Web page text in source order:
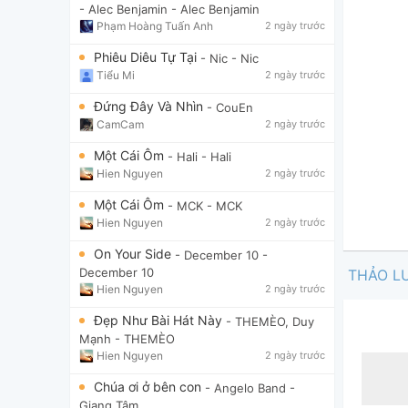
- Alec Benjamin - Alec Benjamin
Phạm Hoàng Tuấn Anh 2 ngày trước
Phiêu Diêu Tự Tại - Nic - Nic
Tiểu Mi 2 ngày trước
Đứng Đây Và Nhìn - CouEn
CamCam 2 ngày trước
Một Cái Ôm - Hali - Hali
Hien Nguyen 2 ngày trước
Một Cái Ôm - MCK - MCK
Hien Nguyen 2 ngày trước
On Your Side - December 10 -
December 10
Hien Nguyen 2 ngày trước
Đẹp Như Bài Hát Này - THEMÈO, Duy
Mạnh - THEMÈO
Hien Nguyen 2 ngày trước
Chúa ơi ở bên con - Angelo Band -
THẢO